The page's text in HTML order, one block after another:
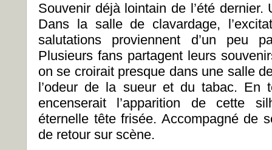
Souvenir déjà lointain de l’été dernier.
Dans la salle de clavardage,
salutations proviennent d’un peu
Plusieurs fans partagent leurs
on se croirait presque dans une salle
l’odeur de la sueur et du tabac. En
encenserait l’apparition de cette
éternelle tête frisée. Accompagné de
de retour sur scène.